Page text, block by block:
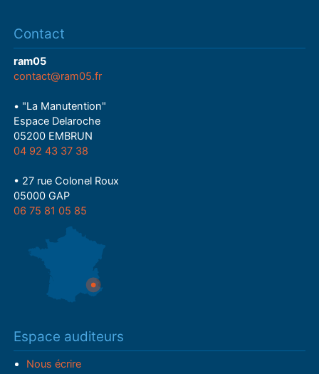
Contact
ram05
contact@ram05.fr
• "La Manutention"
Espace Delaroche
05200 EMBRUN
04 92 43 37 38
• 27 rue Colonel Roux
05000 GAP
06 75 81 05 85
Espace auditeurs
Nous écrire